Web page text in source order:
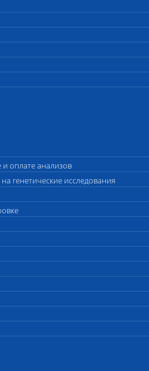
и оплате анализов
генетические исследования